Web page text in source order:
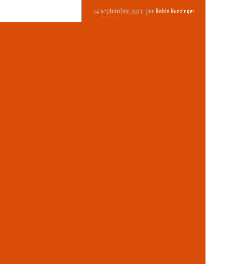
24 septembre 2013, par Robin Hunzinger